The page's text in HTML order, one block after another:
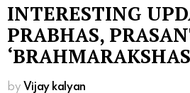
INTERESTING
PRABHAS,
by Vijay kalyan